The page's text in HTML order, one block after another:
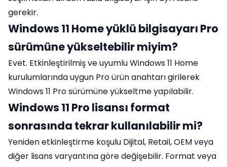
gerekir.
Windows 11 Home yüklü bilgisayarı Pro
sürümüne yükseltebilir miyim?
Evet. Etkinleştirilmiş ve uyumlu Windows 11 Home
kurulumlarında uygun Pro ürün anahtarı girilerek
Windows 11 Pro sürümüne yükseltme yapılabilir.
Windows 11 Pro lisansı format
sonrasında tekrar kullanılabilir mi?
Yeniden etkinleştirme koşulu Dijital, Retail, OEM veya
diğer lisans varyantına göre değişebilir. Format veya